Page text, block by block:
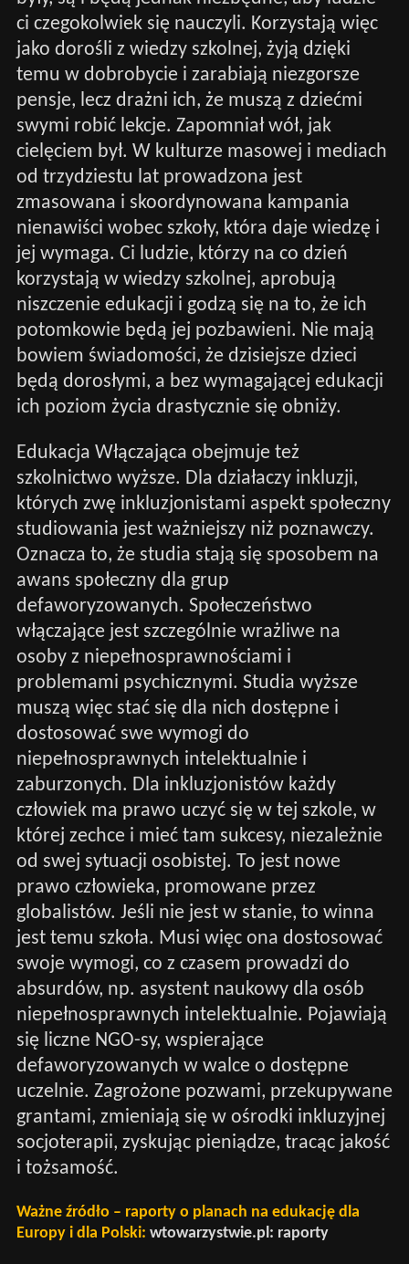
ci czegokolwiek się nauczyli. Korzystają więc
jako dorośli z wiedzy szkolnej, żyją dzięki
temu w dobrobycie i zarabiają niezgorsze
pensje, lecz drażni ich, że muszą z dziećmi
swymi robić lekcje. Zapomniał wół, jak
cielęciem był. W kulturze masowej i mediach
od trzydziestu lat prowadzona jest
zmasowana i skoordynowana kampania
nienawiści wobec szkoły, która daje wiedzę i
jej wymaga. Ci ludzie, którzy na co dzień
korzystają w wiedzy szkolnej, aprobują
niszczenie edukacji i godzą się na to, że ich
potomkowie będą jej pozbawieni. Nie mają
bowiem świadomości, że dzisiejsze dzieci
będą dorosłymi, a bez wymagającej edukacji
ich poziom życia drastycznie się obniży.
Edukacja Włączająca obejmuje też
szkolnictwo wyższe. Dla działaczy inkluzji,
których zwę inkluzjonistami aspekt społeczny
studiowania jest ważniejszy niż poznawczy.
Oznacza to, że studia stają się sposobem na
awans społeczny dla grup
defaworyzowanych. Społeczeństwo
włączające jest szczególnie wrażliwe na
osoby z niepełnosprawnościami i
problemami psychicznymi. Studia wyższe
muszą więc stać się dla nich dostępne i
dostosować swe wymogi do
niepełnosprawnych intelektualnie i
zaburzonych. Dla inkluzjonistów każdy
człowiek ma prawo uczyć się w tej szkole, w
której zechce i mieć tam sukcesy, niezależnie
od swej sytuacji osobistej. To jest nowe
prawo człowieka, promowane przez
globalistów. Jeśli nie jest w stanie, to winna
jest temu szkoła. Musi więc ona dostosować
swoje wymogi, co z czasem prowadzi do
absurdów, np. asystent naukowy dla osób
niepełnosprawnych intelektualnie. Pojawiają
się liczne NGO-sy, wspierające
defaworyzowanych w walce o dostępne
uczelnie. Zagrożone pozwami, przekupywane
grantami, zmieniają się w ośrodki inkluzyjnej
socjoterapii, zyskując pieniądze, tracąc jakość
i tożsamość.
Ważne źródło – raporty o planach na edukację dla
Europy i dla Polski: wtowarzystwie.pl: raporty